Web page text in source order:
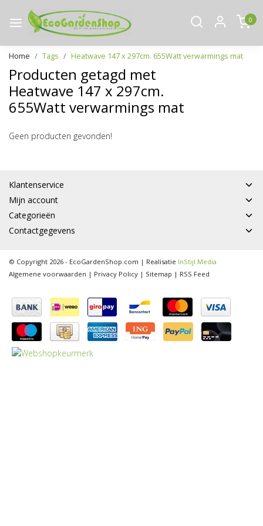
0
Home Tags Heatwave 147 x 297cm. 655Watt verwarmings mat
Producten getagd met
Heatwave 147 x 297cm.
655Watt verwarmings mat
Geen producten gevonden!
Klantenservice
Mijn account
Categorieën
Contactgegevens
© Copyright 2026 - EcoGardenShop.com | Realisatie InStijl Media
Algemene voorwaarden | Privacy Policy | Sitemap | RSS Feed